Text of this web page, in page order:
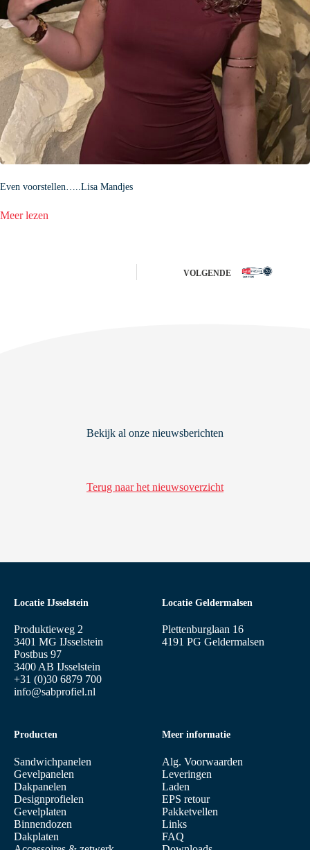
Even voorstellen…..Lisa Mandjes
Meer lezen
VOLGENDE
Bekijk al onze nieuwsberichten
Terug naar het nieuwsoverzicht
Locatie IJsselstein
Produktieweg 2
3401 MG IJsselstein
Postbus 97
3400 AB IJsselstein
+31 (0)30 6879 700
info@sabprofiel.nl
Producten
Sandwichpanelen
Gevelpanelen
Dakpanelen
Designprofielen
Gevelplaten
Binnendozen
Dakplaten
Meer informatie
Alg. Voorwaarden
Leveringen
Laden
EPS retour
Pakketvellen
Links
FAQ
Locatie Geldermalsen
Plettenburglaan 16
4191 PG Geldermalsen